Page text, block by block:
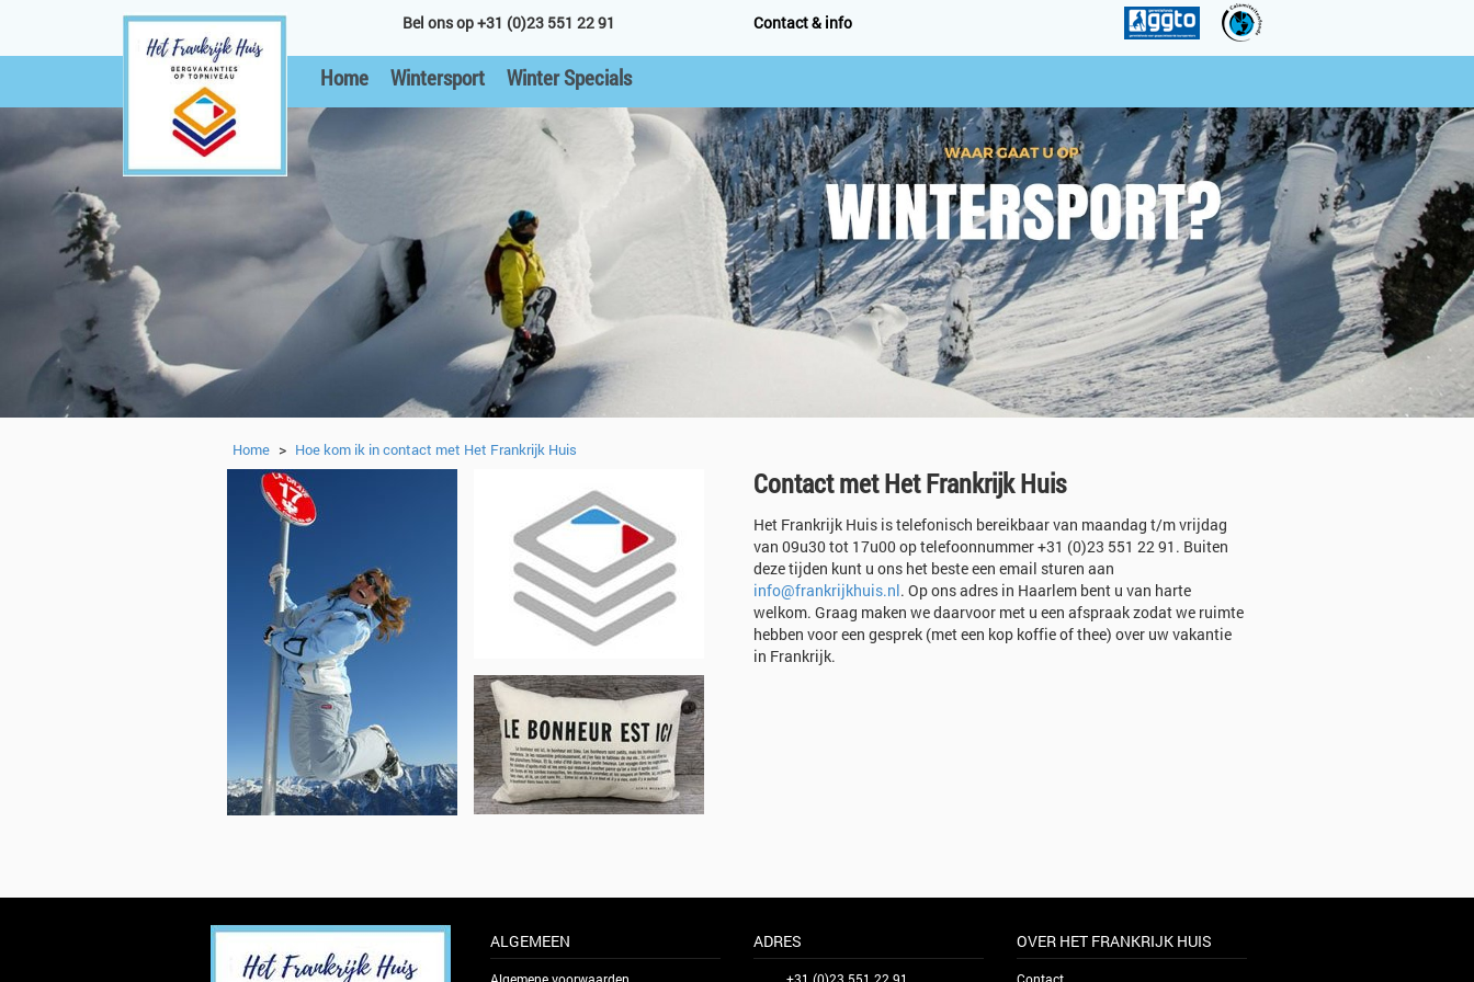
Bel ons op +31 (0)23 551 22 91 Contact & info
Home Wintersport Winter Specials
Home > Hoe kom ik in contact met Het Frankrijk Huis
Contact met Het Frankrijk Huis
Het Frankrijk Huis is telefonisch bereikbaar van maandag t/m vrijdag
van 09u30 tot 17u00 op telefoonnummer +31 (0)23 551 22 91. Buiten
deze tijden kunt u ons het beste een email sturen aan
info@frankrijkhuis.nl. Op ons adres in Haarlem bent u van harte
welkom. Graag maken we daarvoor met u een afspraak zodat we ruimte
hebben voor een gesprek (met een kop koffie of thee) over uw vakantie
in Frankrijk.
ALGEMEEN ADRES OVER HET FRANKRIJK HUIS